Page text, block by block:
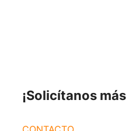
¡Solicítanos más